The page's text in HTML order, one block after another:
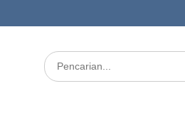
Search
for: